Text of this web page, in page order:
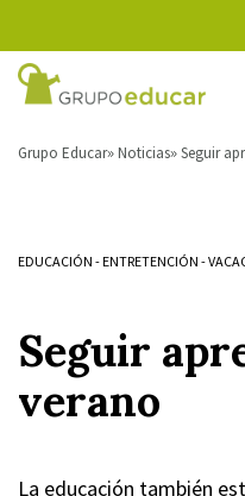
Grupo Educar Noticias Seguir
EDUCACIÓN -ENTRETENCIÓN -
Seguir
verano
La educación también